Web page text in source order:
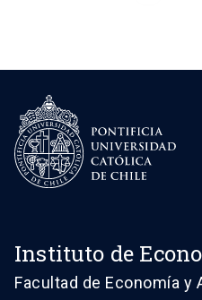
Instituto de
Facultad de Economía y